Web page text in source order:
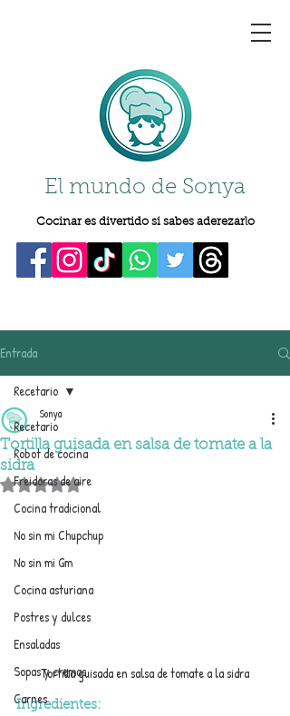
El mundo de Sonya
Cocinar es divertido si sabes aderezarlo
Entrada
Recetario
Robot de cocina
Freidoras de aire
Cocina tradicional
No sin mi Chupchup
No sin mi Gm
Cocina asturiana
Postres y dulces
Ensaladas
Sopas y cremas
Carnes
Recetario
Tortilla guisada en salsa de tomate a la
sidra
Sonya
Obtuvo NaN de 5 estrellas.
Tortilla guisada en salsa de tomate a la sidra
Ingredientes: